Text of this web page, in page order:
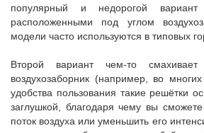
популярный и недорогой
расположенными под углом
модели часто используются в типовых
Второй вариант чем-то
воздухозаборник (например, во
удобства пользования такие решётки
заглушкой, благодаря чему вы
поток воздуха или уменьшить его